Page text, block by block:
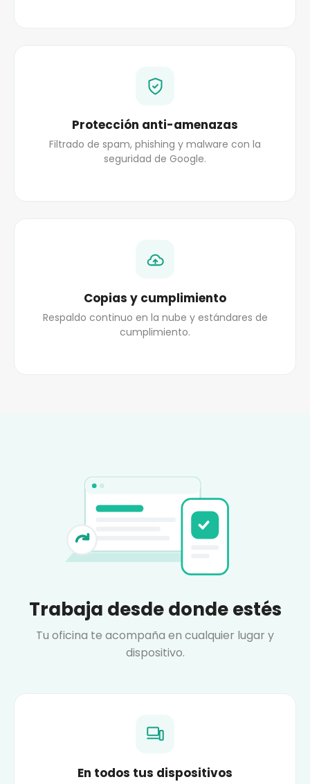
Protección anti-amenazas
Filtrado de spam, phishing y malware con la
seguridad de Google.
Copias y cumplimiento
Respaldo continuo en la nube y estándares de
cumplimiento.
Trabaja desde donde estés
Tu oficina te acompaña en cualquier lugar y
dispositivo.
En todos tus dispositivos